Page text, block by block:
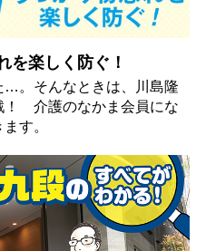
を楽しく防ぐ！
…。そんなときは、川島隆
！ 介護のなかま会員にな
す。